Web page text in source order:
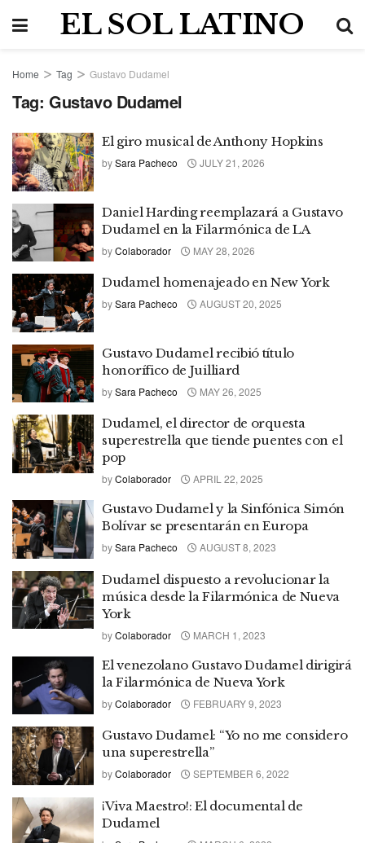
EL SOL LATINO
Home Tag Gustavo Dudamel
Tag: Gustavo Dudamel
El giro musical de Anthony Hopkins
bySara Pacheco JULY 21, 2026
Daniel Harding reemplazará a Gustavo
Dudamel en la Filarmónica de LA
byColaborador MAY 28, 2026
Dudamel homenajeado en New York
bySara Pacheco AUGUST 20, 2025
Gustavo Dudamel recibió título
honorífico de Juilliard
bySara Pacheco MAY 26, 2025
Dudamel, el director de orquesta
superestrella que tiende puentes con el
pop
byColaborador APRIL 22, 2025
Gustavo Dudamel y la Sinfónica Simón
Bolívar se presentarán en Europa
bySara Pacheco AUGUST 8, 2023
Dudamel dispuesto a revolucionar la
música desde la Filarmónica de Nueva
York
byColaborador MARCH 1, 2023
El venezolano Gustavo Dudamel dirigirá
la Filarmónica de Nueva York
byColaborador FEBRUARY 9, 2023
Gustavo Dudamel: “Yo no me considero
una superestrella”
byColaborador SEPTEMBER 6, 2022
¡Viva Maestro!: El documental de
Dudamel